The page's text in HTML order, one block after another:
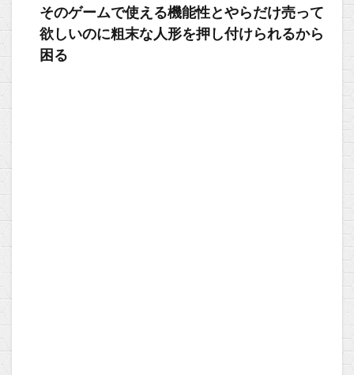
そのゲームで使える機能性とやらだけ売って
欲しいのに粗末な人形を押し付けられるから
困る